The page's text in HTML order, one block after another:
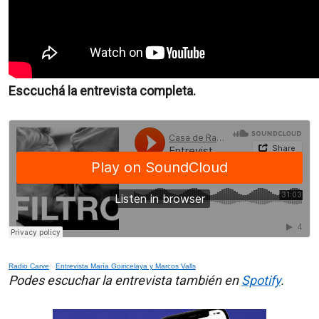
Esccuchá la entrevista completa.
Radio Carve · Entrevista María Goiricelaya y Marcos Valls
Podes escuchar la entrevista también enSpotify.